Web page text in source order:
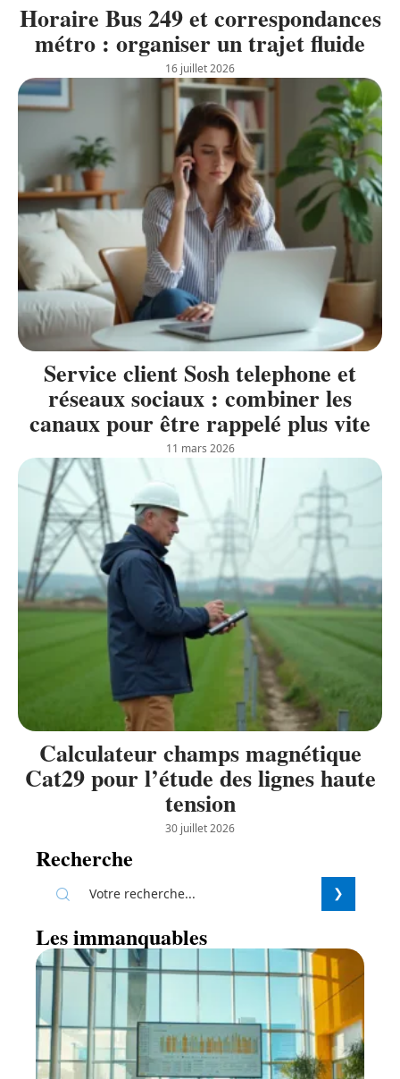
Horaire Bus 249 et correspondances
métro : organiser un trajet fluide
16 juillet 2026
Service client Sosh telephone et
réseaux sociaux : combiner les
canaux pour être rappelé plus vite
11 mars 2026
Calculateur champs magnétique
Cat29 pour l’étude des lignes haute
tension
30 juillet 2026
Recherche
Les immanquables